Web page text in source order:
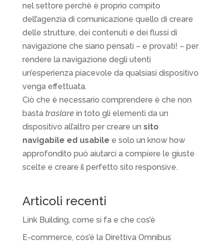
nel settore perchè è proprio compito
dell’agenzia di comunicazione quello di creare
delle strutture, dei contenuti e dei flussi di
navigazione che siano pensati – e provati! – per
rendere la navigazione degli utenti
un’esperienza piacevole da qualsiasi dispositivo
venga effettuata.
Ciò che è necessario comprendere è che non
basta traslarein toto gli elementi da un
dispositivo all’altro per creare un sito
navigabile ed usabile e solo un know how
approfondito può aiutarci a compiere le giuste
scelte e creare il perfetto sito responsive.
Articoli recenti
Link Building, come si fa e che cos’è
E-commerce, cos’è la Direttiva Omnibus